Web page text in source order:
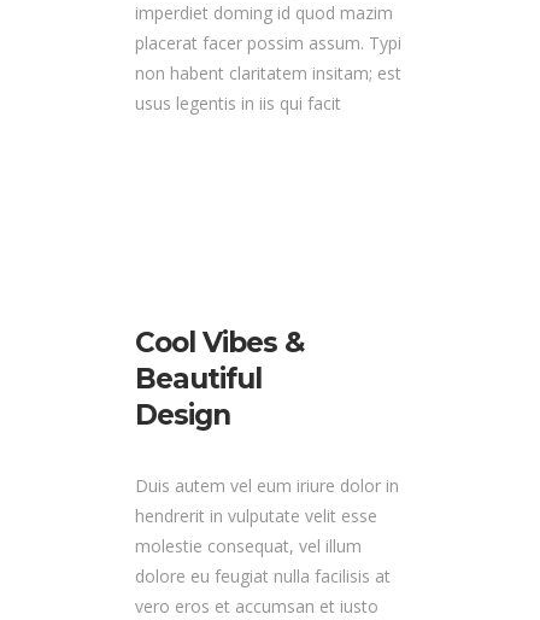
imperdiet doming id quod mazim
placerat facer possim assum. Typi
non habent claritatem insitam; est
usus legentis in iis qui facit
Cool Vibes &
Beautiful
Design
Duis autem vel eum iriure dolor in
hendrerit in vulputate velit esse
molestie consequat, vel illum
dolore eu feugiat nulla facilisis at
vero eros et accumsan et iusto